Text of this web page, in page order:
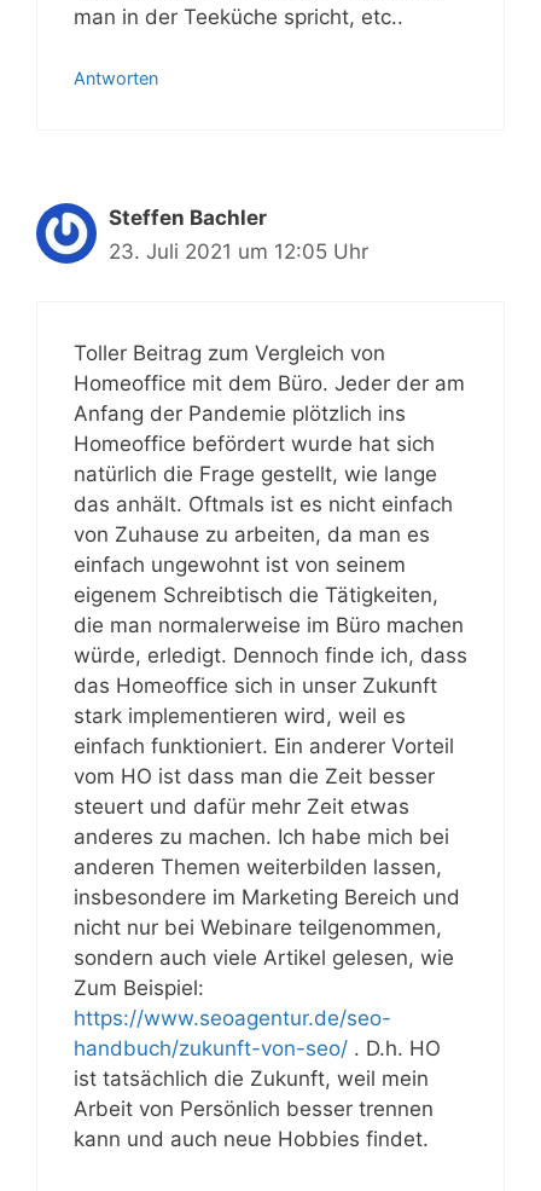
man in der Teeküche spricht, etc..
Antworten
Steffen Bachler
23. Juli 2021 um 12:05 Uhr
Toller Beitrag zum Vergleich von
Homeoffice mit dem Büro. Jeder der am
Anfang der Pandemie plötzlich ins
Homeoffice befördert wurde hat sich
natürlich die Frage gestellt, wie lange
das anhält. Oftmals ist es nicht einfach
von Zuhause zu arbeiten, da man es
einfach ungewohnt ist von seinem
eigenem Schreibtisch die Tätigkeiten,
die man normalerweise im Büro machen
würde, erledigt. Dennoch finde ich, dass
das Homeoffice sich in unser Zukunft
stark implementieren wird, weil es
einfach funktioniert. Ein anderer Vorteil
vom HO ist dass man die Zeit besser
steuert und dafür mehr Zeit etwas
anderes zu machen. Ich habe mich bei
anderen Themen weiterbilden lassen,
insbesondere im Marketing Bereich und
nicht nur bei Webinare teilgenommen,
sondern auch viele Artikel gelesen, wie
Zum Beispiel:
https://www.seoagentur.de/seo-
handbuch/zukunft-von-seo/ . D.h. HO
ist tatsächlich die Zukunft, weil mein
Arbeit von Persönlich besser trennen
kann und auch neue Hobbies findet.